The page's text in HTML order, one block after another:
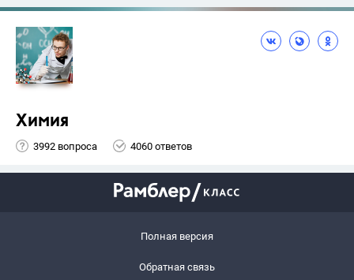
Химия
3992 вопроса 4060 ответов
Полная версия
Обратная связь